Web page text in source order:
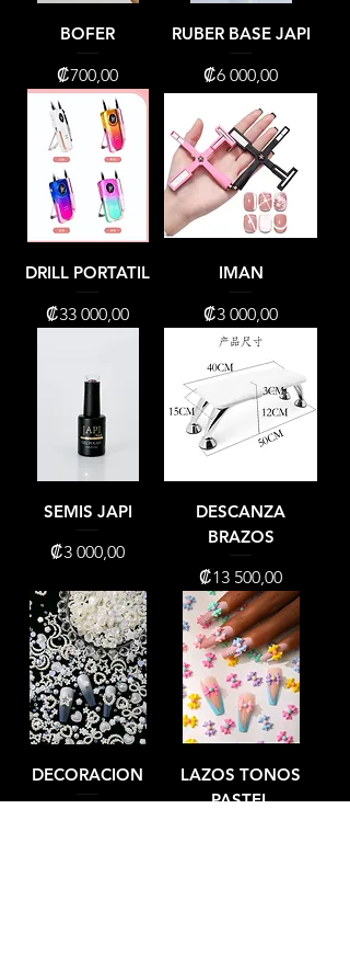
BOFER
Precio
₡700,00
RUBER BASE JAPI
Precio
₡6 000,00
DRILL PORTATIL
Precio
₡33 000,00
IMAN
Precio
₡3 000,00
SEMIS JAPI
Precio
₡3 000,00
DESCANZA
BRAZOS
Precio
₡13 500,00
DECORACION
LAZOS TONOS
PASTEL